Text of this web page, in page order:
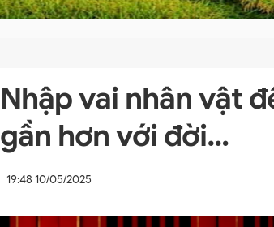
Nhập vai nhân vật
gần hơn với đời…
19:48 10/05/2025